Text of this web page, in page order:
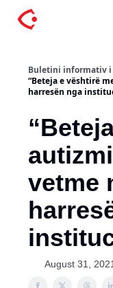
Buletini informativ i
“Beteja e vështirë
harresën nga
vetme
August 31, 2021